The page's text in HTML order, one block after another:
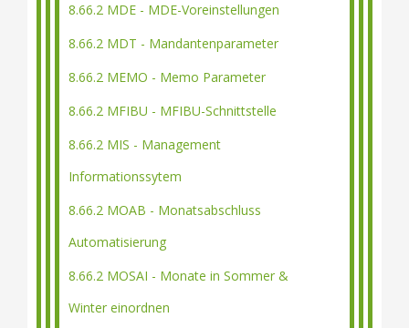
8.66.2 MDE - MDE-Voreinstellungen
8.66.2 MDT - Mandantenparameter
8.66.2 MEMO - Memo Parameter
8.66.2 MFIBU - MFIBU-Schnittstelle
8.66.2 MIS - Management
Informationssytem
8.66.2 MOAB - Monatsabschluss
Automatisierung
8.66.2 MOSAI - Monate in Sommer &
Winter einordnen